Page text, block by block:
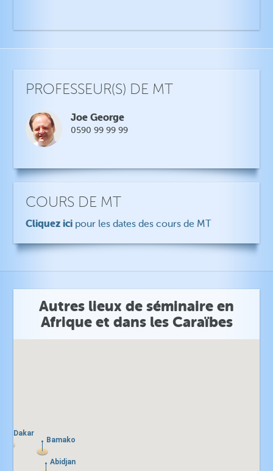
PROFESSEUR(S) DE MT
Joe George
0590 99 99 99
COURS DE MT
Cliquez ici pour les dates des cours de MT
Autres lieux de séminaire en
Afrique et dans les Caraïbes
Abidjan
Dakar
Bamako
Abidjan
Dakar
Bamako